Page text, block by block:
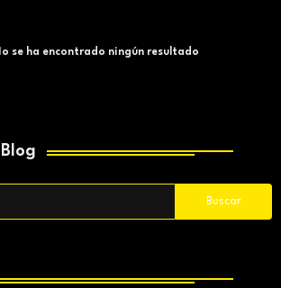
se ha encontrado ningún resultado